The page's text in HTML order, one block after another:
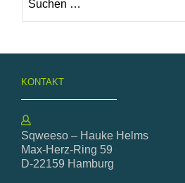
nach:
KONTAKT
Sqweeso – Hauke Helms
Max-Herz-Ring 59
D-22159 Hamburg